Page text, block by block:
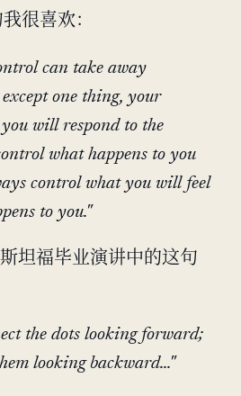
很喜欢：
can take away
one thing, your
you will respond to the
what happens to you
control what you will feel
to you."
坦福毕业演讲中的这句
the dots looking forward;
looking backward..."